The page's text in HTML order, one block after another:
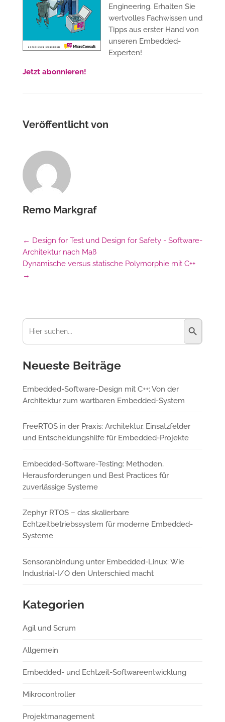
Engineering. Erhalten Sie
wertvolles Fachwissen und
Tipps aus erster Hand von
unseren Embedded-
Experten!
Jetzt abonnieren!
Veröffentlicht von
Remo Markgraf
← Design for Test und Design for Safety - Software-
Architektur nach Maß
Dynamische versus statische Polymorphie mit C++
→
Suchen
nach:
Neueste Beiträge
Embedded-Software-Design mit C++: Von der
Architektur zum wartbaren Embedded-System
FreeRTOS in der Praxis: Architektur, Einsatzfelder
und Entscheidungshilfe für Embedded-Projekte
Embedded-Software-Testing: Methoden,
Herausforderungen und Best Practices für
zuverlässige Systeme
Zephyr RTOS – das skalierbare
Echtzeitbetriebssystem für moderne Embedded-
Systeme
Sensoranbindung unter Embedded-Linux: Wie
Industrial-I/O den Unterschied macht
Kategorien
Agil und Scrum
Allgemein
Embedded- und Echtzeit-Softwareentwicklung
Mikrocontroller
Projektmanagement